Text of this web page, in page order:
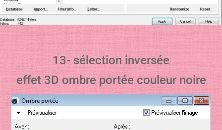
13- sélection inversée
effet 3D ombre portée couleur noire